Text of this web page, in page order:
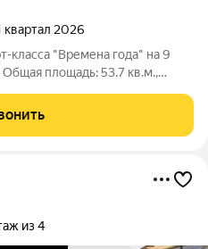
квартал 2026
класса "Времена года" на 9
площадь: 53.7 кв.м.,
класса,
из 4